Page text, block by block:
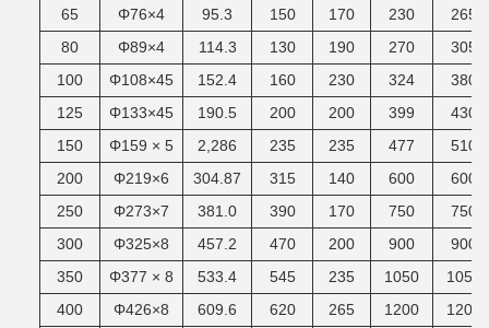
65 Φ76×4 95.3 150 170 230
265
80
Φ89×4 114.3 130 190 270
305
100
Φ108×45 152.4 160 230 324
380
125
Φ133×45 190.5 200 200 399
430
150
Φ159 × 5 2,286 235 235 477
510
200
Φ219×6 304.87 315 140 600
600
250
Φ273×7 381.0 390 170 750
750
300
Φ325×8 457.2 470 200 900
900
350
Φ377 × 8 533.4 545 235 1050
1050
400
Φ426×8 609.6 620 265 1200
1200